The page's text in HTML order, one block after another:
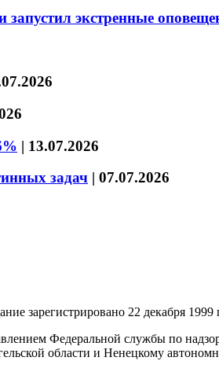
экстренные
| 13.07.2026
задач | 07.07.2026
зарегистрировано 22 декабря 1999
Федеральной службы по
области и Ненецкому